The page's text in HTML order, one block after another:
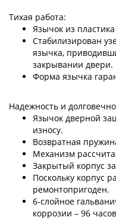
Тихая работа:
Язычок из
Стабилизирован
язычка,
закрывании двери.
Форма язычка
Надежность и
Язычок дверной
износу.
Возвратная
Механизм
Закрытый корпус
Поскольку корпус
ремонтопригоден.
6-слойное
коррозии – 96